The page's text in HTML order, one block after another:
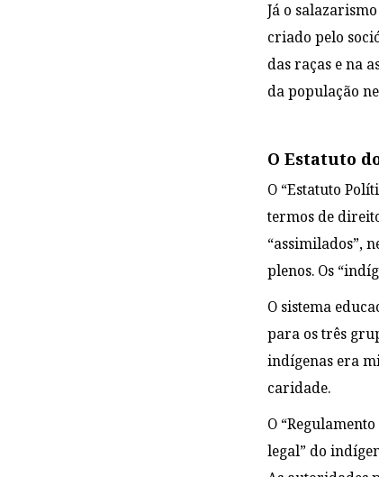
Já o
criado pelo
das raças e na
da população
O Estatuto
O “Estatuto
termos de
“assimilados”,
plenos. Os
O sistema
para os três
indígenas era
caridade.
O
legal” do